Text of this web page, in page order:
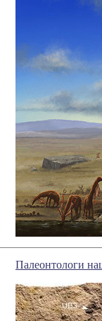
Палеонтологи